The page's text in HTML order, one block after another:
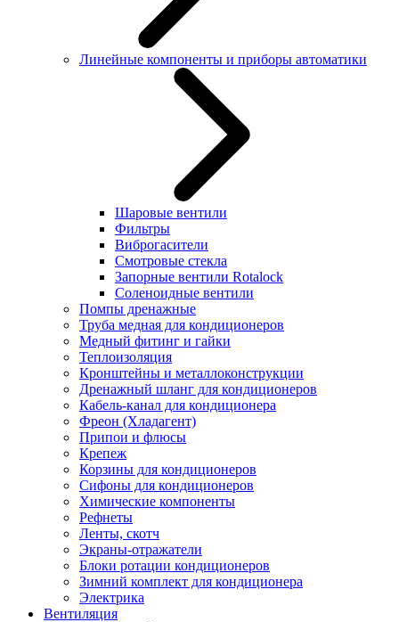
Линейные компоненты и приборы автоматики
Шаровые вентили
Фильтры
Виброгасители
Смотровые стекла
Запорные вентили Rotalock
Соленоидные вентили
Помпы дренажные
Труба медная для кондиционеров
Медный фитинг и гайки
Теплоизоляция
Кронштейны и металлоконструкции
Дренажный шланг для кондиционеров
Кабель-канал для кондиционера
Фреон (Хладагент)
Припои и флюсы
Крепеж
Корзины для кондиционеров
Сифоны для кондиционеров
Химические компоненты
Рефнеты
Ленты, скотч
Экраны-отражатели
Блоки ротации кондиционеров
Зимний комплект для кондиционера
Электрика
Вентиляция